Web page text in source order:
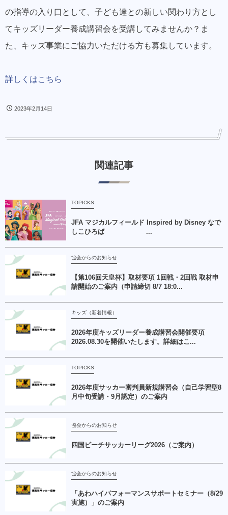
の指導の入り口として、 子ども達との新しい関わり方とし
てキッズリーダー養成講習会を受講してみませんか？ま
た、 キッズ事業にご協力いただける方も募集しています。
詳しくはこちら
2023年2月14日
関連記事
TOPICKS
JFA マジカルフィールド Inspired by Disney なで
しこひろば ...
協会からのお知らせ
【第106回天皇杯】取材要項 1回戦・2回戦 取材申
請開始のご案内（申請締切 8/7 18:0...
キッズ（新着情報）
2026年度キッズリーダー養成講習会開催要項
2026.08.30を開催いたします。詳細はこ...
TOPICKS
2026年度サッカー審判員新規講習会（自己学習型8
月中旬受講・9月認定）のご案内
協会からのお知らせ
四国ビーチサッカーリーグ2026（ご案内）
協会からのお知らせ
「あわハイパフォーマンスサポートセミナー（8/29
実施）」のご案内